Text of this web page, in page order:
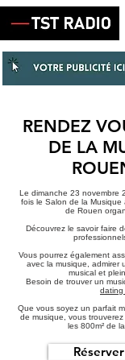
RENDEZ
DE LA
Le dimanche 23 novembre
fois le Salon de la Musique
de Rouen
Découvrez le savoir faire
Vous pourrez également
avec la musique, admirer
musical et
Besoin de trouver un
dating
Que vous soyez un parfait
de musique, vous
les 800m² de